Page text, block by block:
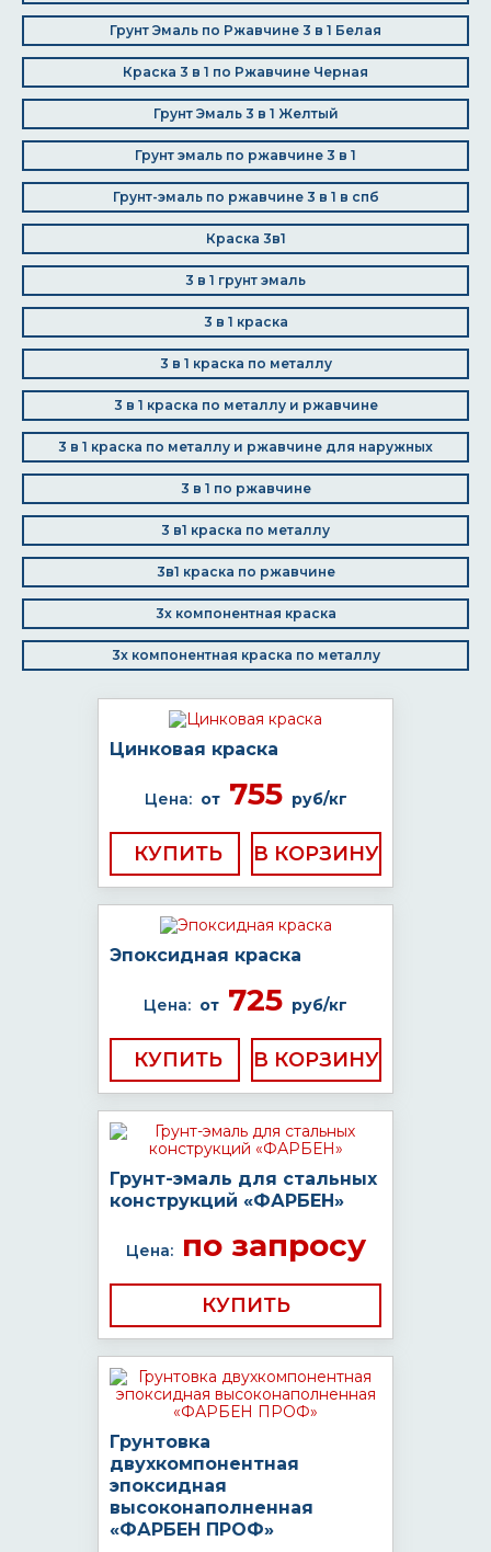
Грунт Эмаль по Ржавчине 3 в 1 Белая
Краска 3 в 1 по Ржавчине Черная
Грунт Эмаль 3 в 1 Желтый
Грунт эмаль по ржавчине 3 в 1
Грунт-эмаль по ржавчине 3 в 1 в спб
Краска 3в1
3 в 1 грунт эмаль
3 в 1 краска
3 в 1 краска по металлу
3 в 1 краска по металлу и ржавчине
3 в 1 краска по металлу и ржавчине для наружных
3 в 1 по ржавчине
3 в1 краска по металлу
3в1 краска по ржавчине
3х компонентная краска
3х компонентная краска по металлу
Цинковая краска
Цена: от755 руб/кг
КУПИТЬ
Эпоксидная краска
Цена: от 725 руб/кг
КУПИТЬ
Грунт-эмаль для стальных
конструкций «ФАРБЕН»
Цена:по запросу
КУПИТЬ
Грунтовка
двухкомпонентная
эпоксидная
высоконаполненная
«ФАРБЕН ПРОФ»